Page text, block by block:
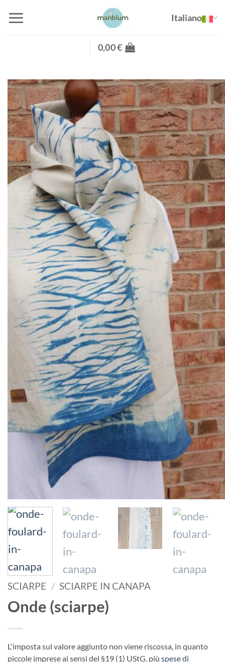
Italiano
0,00€
SCIARPE / SCIARPE IN CANAPA
Onde (sciarpe)
L'imposta sul valore aggiunto non viene riscossa, in quanto
piccole imprese ai sensi del §19 (1) UStG. più spese di